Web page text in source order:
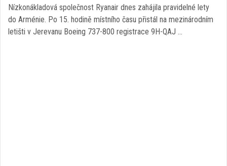
Nízkonákladová společnost Ryanair dnes zahájila pravidelné lety
do Arménie. Po 15. hodině místního času přistál na mezinárodním
letišti v Jerevanu Boeing 737-800 registrace 9H-QAJ …